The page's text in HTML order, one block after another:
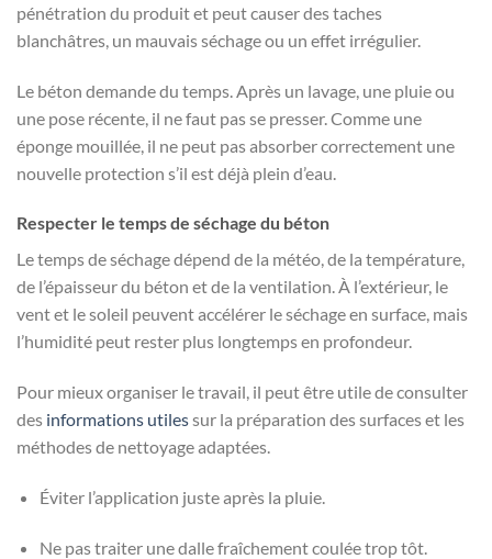
pénétration du produit et peut causer des taches
blanchâtres, un mauvais séchage ou un effet irrégulier.
Le béton demande du temps. Après un lavage, une pluie ou
une pose récente, il ne faut pas se presser. Comme une
éponge mouillée, il ne peut pas absorber correctement une
nouvelle protection s’il est déjà plein d’eau.
Respecter le temps de séchage du béton
Le temps de séchage dépend de la météo, de la température,
de l’épaisseur du béton et de la ventilation. À l’extérieur, le
vent et le soleil peuvent accélérer le séchage en surface, mais
l’humidité peut rester plus longtemps en profondeur.
Pour mieux organiser le travail, il peut être utile de consulter
des informations utilessur la préparation des surfaces et les
méthodes de nettoyage adaptées.
Éviter l’application juste après la pluie.
Ne pas traiter une dalle fraîchement coulée trop tôt.